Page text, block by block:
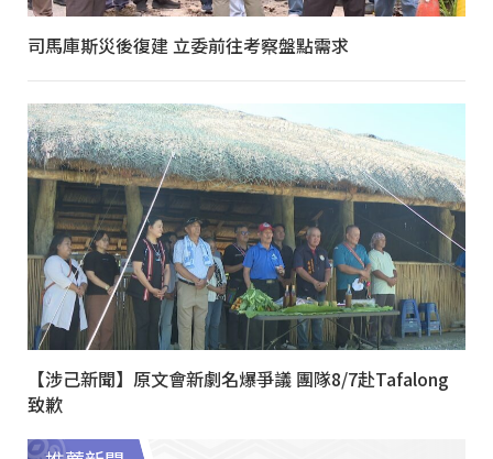
司馬庫斯災後復建 立委前往考察盤點需求
【涉己新聞】原文會新劇名爆爭議 團隊8/7赴Tafalong
致歉